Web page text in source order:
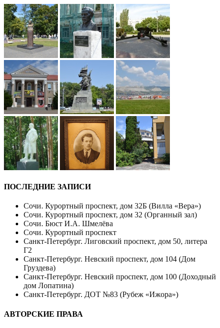
ПОСЛЕДНИЕ ЗАПИСИ
Сочи. Курортный проспект, дом 32Б (Вилла «Вера»)
Сочи. Курортный проспект, дом 32 (Органный зал)
Сочи. Бюст И.А. Шмелёва
Сочи. Курортный проспект
Санкт-Петербург. Лиговский проспект, дом 50, литера
Г2
Санкт-Петербург. Невский проспект, дом 104 (Дом
Груздева)
Санкт-Петербург. Невский проспект, дом 100 (Доходный
дом Лопатина)
Санкт-Петербург. ДОТ №83 (Рубеж «Ижора»)
АВТОРСКИЕ ПРАВА